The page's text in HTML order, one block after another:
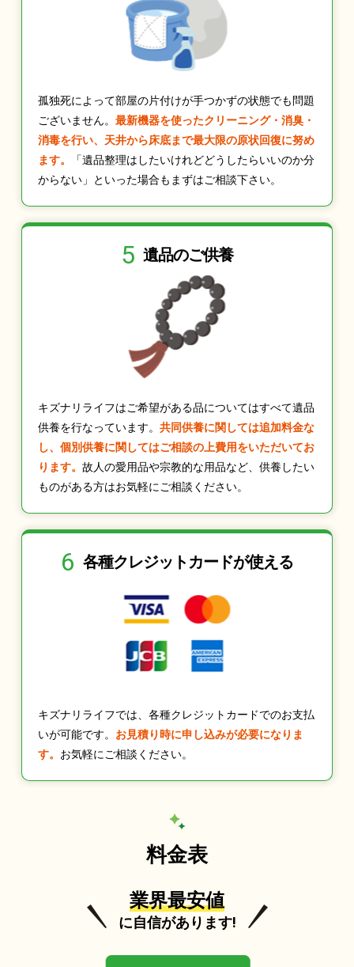
孤独死によって部屋の片付けが手つかずの状態でも問題
ございません。 最新機器を使ったクリーニング・消臭・
消毒を行い、天井から床底まで最大限の原状回復に努め
ます。
「遺品整理はしたいけれどどうしたらいいのか分
からない」といった場合もまずはご相談下さい。
5 遺品のご供養
キズナリライフはご希望がある品についてはすべて遺品
供養を行なっています。 共同供養に関しては追加料金な
し、個別供養に関してはご相談の上費用をいただいてお
ります。 故人の愛用品や宗教的な用品など、供養したい
ものがある方はお気軽にご相談ください。
6 各種クレジットカードが使える
キズナリライフでは、各種クレジットカードでのお支払
いが可能です。 お見積り時に申し込みが必要になりま
す。 お気軽にご相談ください。
料金表
業界最安値
に自信があります!